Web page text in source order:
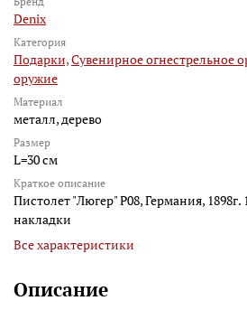
Denix
Категория
Подарки,Сувенирное огнестрельное
оружие
Материал
металл, дерево
Размер
L=30 см
Краткое описание
Пистолет "Люгер" P08, Германия,
накладки
Все характеристики
Описание